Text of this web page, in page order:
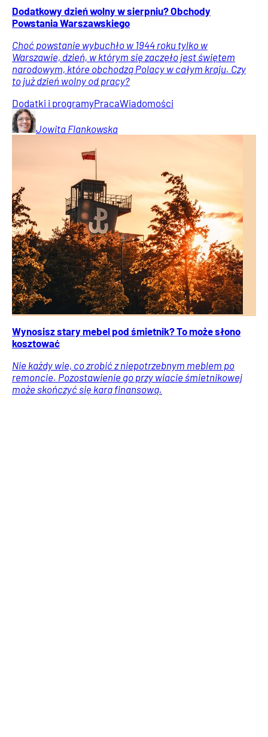
Dodatkowy dzień wolny w sierpniu? Obchody
Powstania Warszawskiego
Choć powstanie wybuchło w 1944 roku tylko w
Warszawie, dzień, w którym się zaczęło jest świętem
narodowym, które obchodzą Polacy w całym kraju. Czy
to już dzień wolny od pracy?
Dodatki i programyPracaWiadomości
Jowita Flankowska
Wynosisz stary mebel pod śmietnik? To może słono
kosztować
Nie każdy wie, co zrobić z niepotrzebnym meblem po
remoncie. Pozostawienie go przy wiacie śmietnikowej
może skończyć się karą finansową.